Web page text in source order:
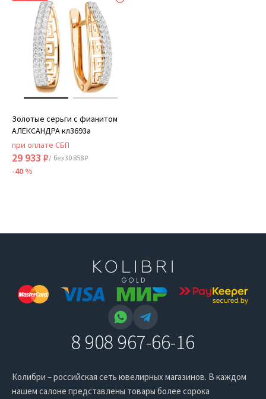
Золотые серьги с фианитом
АЛЕКСАНДРА кл3693а
при оплате СБП
29 933 ₽/ без 30 858 ₽
-40 %
8 908 967-66-16
Колибри – российская сеть ювелирных магазинов. В каждом
нашем салоне представлены товары более сорока